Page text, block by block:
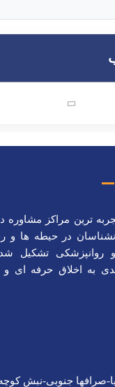
ترین مراکز مشاوره
در حیطه ها و
روانپزشکی تشکیل
به اخلاق حرفه